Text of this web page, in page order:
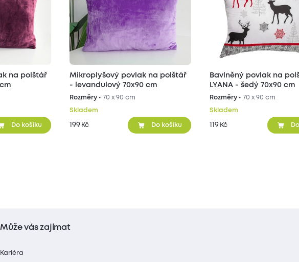
na polštář
Do košíku
Mikroplyšový povlak na polštář
- levandulový 70x90 cm
Rozměry • 70 x 90 cm
Skladem
199 Kč Do košíku
Bavlněný povlak na
LYANA - šedý 70x90 cm
Rozměry • 70 x 90 cm
Skladem
119 Kč
Může vás zajímat
Kariéra